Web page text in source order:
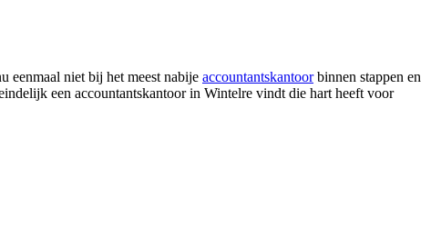
eenmaal niet bij het meest nabije accountantskantoorbinnen stappen en
een accountantskantoor in Wintelre vindt die hart heeft voor